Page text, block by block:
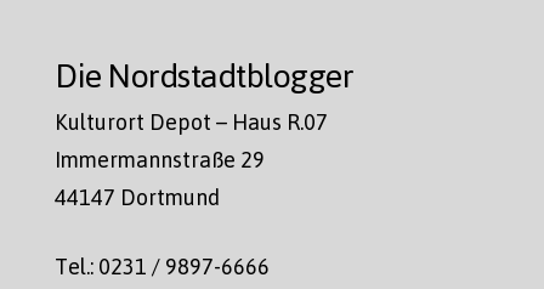
Die Nordstadtblogger
Kulturort Depot – Haus R.07
Immermannstraße 29
44147 Dortmund
Tel.: 0231 / 9897-6666